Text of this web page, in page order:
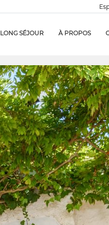
LONG SÉJOUR À PROPOS